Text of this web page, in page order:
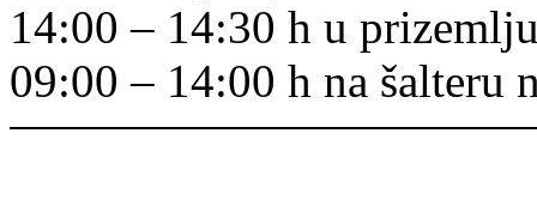
14:00 – 14:30 h u
09:00 – 14:00 h na šalteru